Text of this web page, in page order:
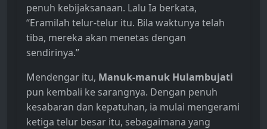
penuh kebijaksanaan. Lalu Ia berkata,
“Eramilah telur-telur itu. Bila waktunya telah
tiba, mereka akan menetas dengan
sendirinya.”
Mendengar itu, Manuk-manuk Hulambujati
pun kembali ke sarangnya. Dengan penuh
kesabaran dan kepatuhan, ia mulai mengerami
ketiga telur besar itu, sebagaimana yang